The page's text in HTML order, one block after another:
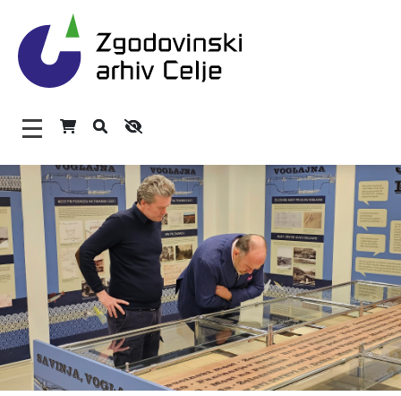
Zgodovinski arhiv Celje –
Glavni meni
O arhivu
Zaposleni
Povezave
Varstvo osebnih podatkov
Katalog informacij javnega značaja
Zakonodaja